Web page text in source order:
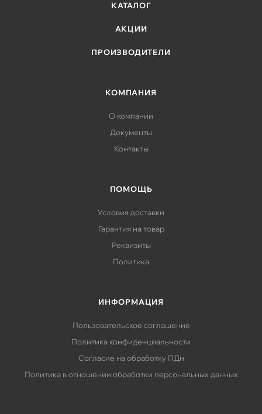
КАТАЛОГ
АКЦИИ
ПРОИЗВОДИТЕЛИ
КОМПАНИЯ
О компании
Документы
Контакты
ПОМОЩЬ
Условия доставки
Гарантия на товар
Реквизиты
Политика
ИНФОРМАЦИЯ
Пользовательское соглашение
Политика конфиденциальности
Согласие на обработку ПДн
Политика в отношении обработки персональных данных